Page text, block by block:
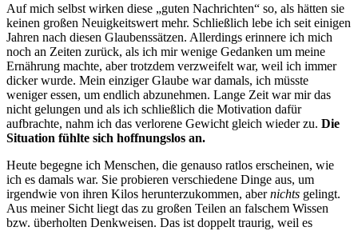
Auf mich selbst wirken diese „guten Nachrichten“ so, als hätten sie
keinen großen Neuigkeitswert mehr. Schließlich lebe ich seit einigen
Jahren nach diesen Glaubenssätzen. Allerdings erinnere ich mich
noch an Zeiten zurück, als ich mir wenige Gedanken um meine
Ernährung machte, aber trotzdem verzweifelt war, weil ich immer
dicker wurde. Mein einziger Glaube war damals, ich müsste
weniger essen, um endlich abzunehmen. Lange Zeit war mir das
nicht gelungen und als ich schließlich die Motivation dafür
aufbrachte, nahm ich das verlorene Gewicht gleich wieder zu. Die
Situation fühlte sich hoffnungslos an.
Heute begegne ich Menschen, die genauso ratlos erscheinen, wie
ich es damals war. Sie probieren verschiedene Dinge aus, um
irgendwie von ihren Kilos herunterzukommen, abernichts gelingt.
Aus meiner Sicht liegt das zu großen Teilen an falschem Wissen
bzw. überholten Denkweisen. Das ist doppelt traurig, weil es